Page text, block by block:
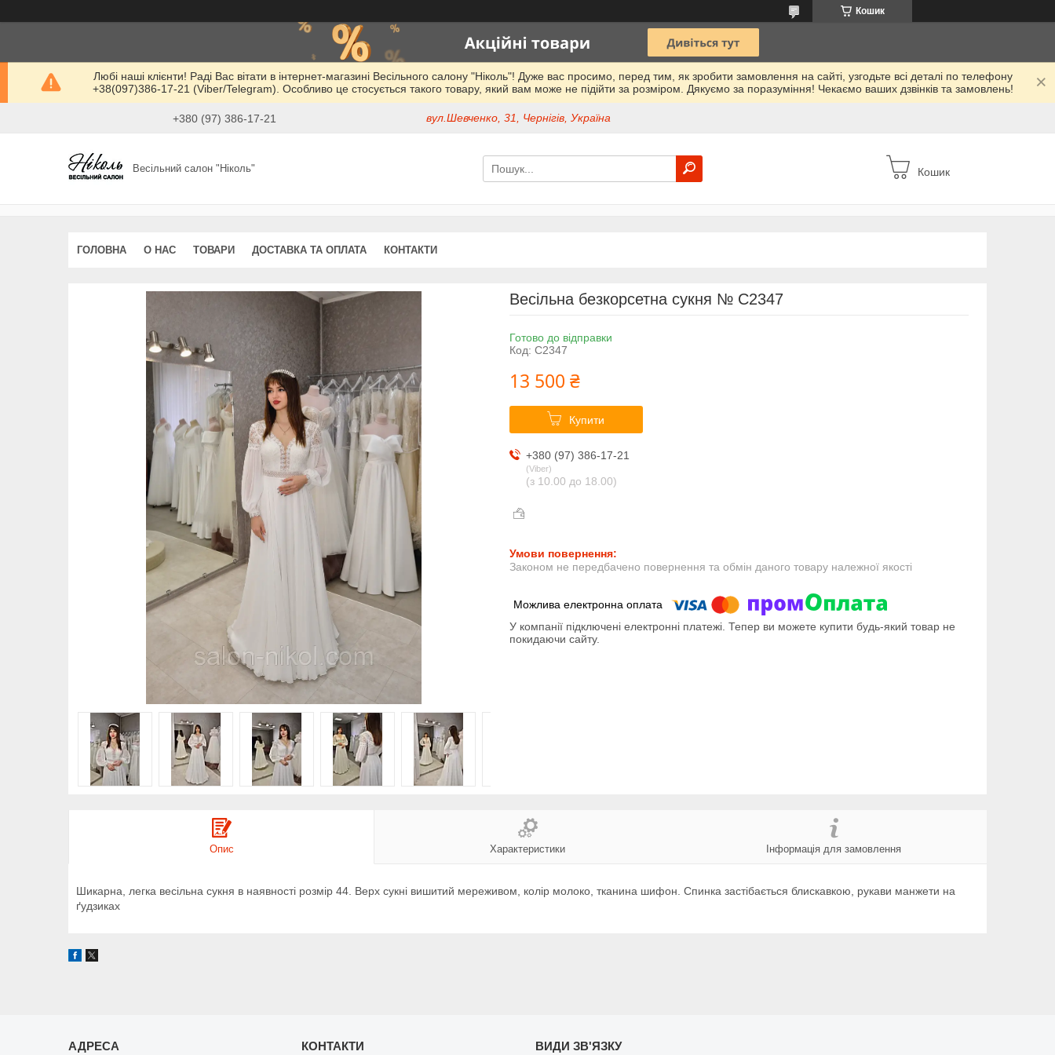
Кошик
Любі наші клієнти! Раді Вас вітати в інтернет-магазині Весільного салону "Ніколь"! Дуже вас просимо, перед тим, як зробити замовлення на сайті, узгодьте всі деталі по телефону
+38(097)386-17-21 (Viber/Telegram). Особливо це стосується такого товару, який вам може не підійти за розміром. Дякуємо за поразуміння! Чекаємо ваших дзвінків та замовлень!
+380 (97) 386-17-21 вул.Шевченко, 31, Чернігів, Україна
Весільний салон "Ніколь" Кошик
ГОЛОВНА О НАС ТОВАРИ ДОСТАВКА ТА ОПЛАТА КОНТАКТИ
Весільна безкорсетна сукня № C2347
Готово до відправки
Код: C2347
13 500 ₴
Купити
+380 (97) 386-17-21
Viber
(з 10.00 до 18.00)
Законом не передбачено повернення та обмін даного товару належної якості
У компанії підключені електронні платежі. Тепер ви можете купити будь-який товар не
покидаючи сайту.
Опис Характеристики Інформація для замовлення
Шикарна, легка весільна сукня в наявності розмір 44. Верх сукні вишитий мереживом, колір молоко, тканина шифон. Спинка застібається блискавкою, рукави манжети на
ґудзиках